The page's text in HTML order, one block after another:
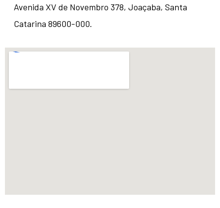
Avenida XV de Novembro 378, Joaçaba, Santa
Catarina 89600-000.